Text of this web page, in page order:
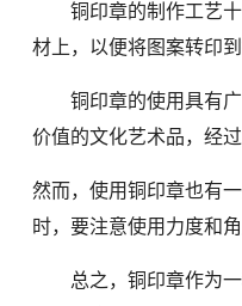
铜印章的制作工艺十
材上，以便将图案转印
铜印章的使用具有广
价值的文化艺术品，经
然而，使用铜印章也有
时，要注意使用力度和
总之，铜印章作为一